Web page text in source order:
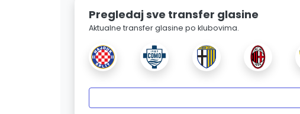
Pregledaj sve transfer glasine
Aktualne transfer glasine po klubovima.